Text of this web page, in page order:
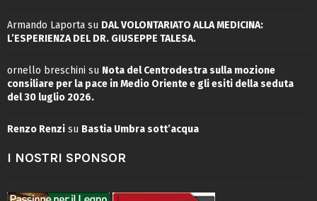
Armando Laporta su DAL VOLONTARIATO ALLA MEDICINA:
L’ESPERIENZA DEL DR. GIUSEPPE TALESA.
ornello breschini su Nota del Centrodestra sulla mozione
consiliare per la pace in Medio Oriente e gli esiti della seduta
del 30 luglio 2026.
Renzo Renzi su Bastia Umbra sott’acqua
I NOSTRI SPONSOR